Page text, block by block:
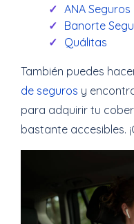
ANA Seguros
Banorte
Quálitas
También puedes
de seguros y
para adquirir tu
bastante accesibles.